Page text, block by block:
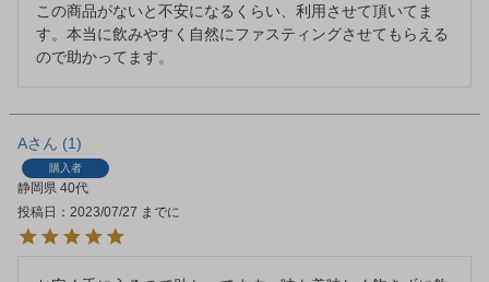
この商品がないと不安になるくらい、利用させて頂いてま
す。本当に飲みやすく自然にファスティングさせてもらえる
ので助かってます。
A 1
購入者
静岡県 40代
投稿日
2023/07/27